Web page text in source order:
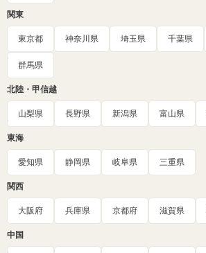
関東
東京都 神奈川県 埼玉県 千葉県
群馬県
北陸・甲信越
山梨県 長野県 新潟県 富山県
東海
愛知県 静岡県 岐阜県 三重県
関西
大阪府 兵庫県 京都府 滋賀県
中国